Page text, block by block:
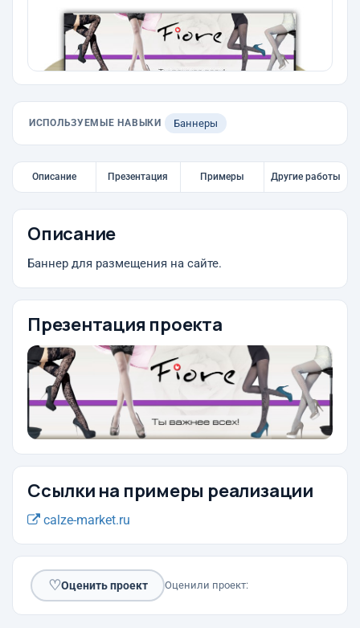
ИСПОЛЬЗУЕМЫЕ НАВЫКИ Баннеры
Описание Презентация Примеры Другие работы
Описание
Баннер для размещения на сайте.
Презентация проекта
Ссылки на примеры реализации
calze-market.ru
♡Оценить проект Оценили проект: